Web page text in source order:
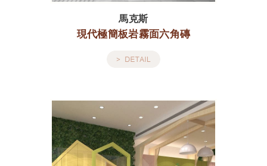
馬克斯
現代極簡板岩霧面六角磚